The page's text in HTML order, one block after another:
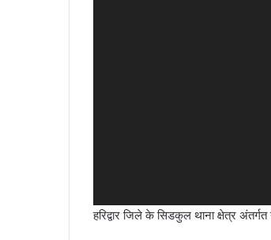
हरिद्वार जिले के सिडकुल थाना क्षेत्र